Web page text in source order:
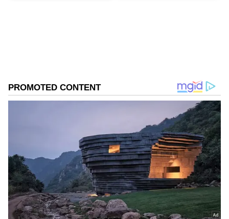
DOWNLOAD APP
RECOMMENDED STORIES